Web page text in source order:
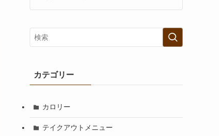
カテゴリー
カロリー
テイクアウトメニュー